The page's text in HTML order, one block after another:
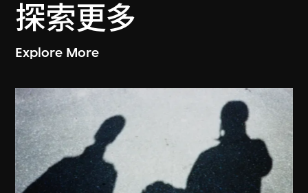
探索更多
Explore More